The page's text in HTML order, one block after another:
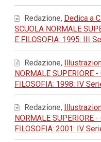
Redazione, Dedica a
SCUOLA NORMALE
E FILOSOFIA: 1995: III
Redazione,
NORMALE SUPERIORE
FILOSOFIA: 1998: IV
Redazione,
NORMALE SUPERIORE
FILOSOFIA: 2001: IV